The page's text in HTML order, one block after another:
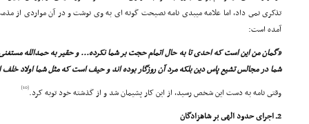
تذکرى نمى داد، اما علامه میبدى نامه نصیحت گونه اى به وى نوشت و در آن مواردى از
آمده است:
«گمان من این است که احدى تا به حال اتمام حجت بر شما نکرده... و حقیر به حمدالله
شما در مجالس تشیع پاس دین بلکه مرد آن روزگار بوده اند و حیف است که مثل شما اولاد خلف
وقتى نامه به دست این شخص رسید، از این کار پشیمان شد و از گذشته خود توبه کرد.[10]
2ـ اجراى حدود الهى بر شاهزادگان